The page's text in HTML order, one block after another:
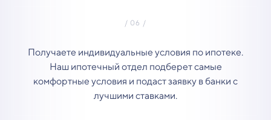
Получаете индивидуальные условия по ипотеке.
Наш ипотечный отдел подберет самые
комфортные условия и подаст заявку в банки с
лучшими ставками.